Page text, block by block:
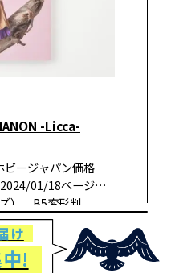
-Licca-
ージャパン価格
01/18ページ
） B5変形判
紹介HANONさんの
B…
け
!